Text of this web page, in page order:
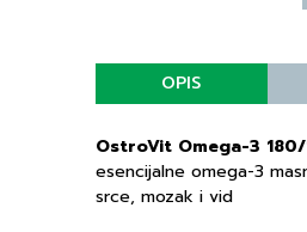
OPIS
OstroVit Omega-3 180/
esencijalne omega-3
srce, mozak i vid